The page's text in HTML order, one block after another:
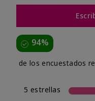
94%
de los encuestados
5 estrellas